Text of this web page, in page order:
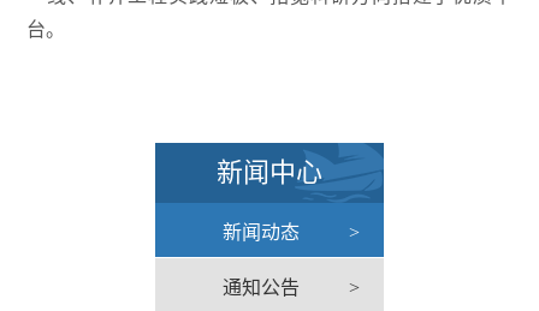
台。
新闻中心
新闻动态 >
通知公告 >